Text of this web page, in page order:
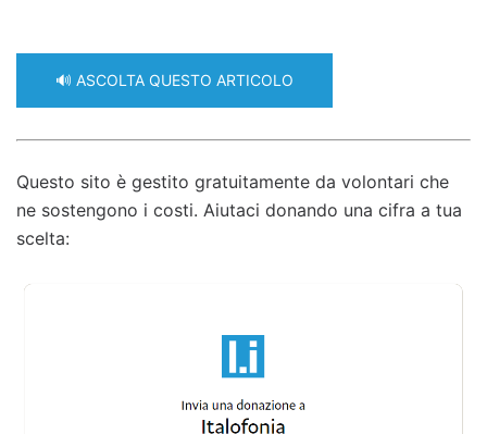
🔊 ASCOLTA QUESTO ARTICOLO
Questo sito è gestito gratuitamente da volontari che
ne sostengono i costi. Aiutaci donando una cifra a tua
scelta: